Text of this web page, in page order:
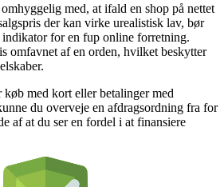
med, at ifald en shop på nettet
der kan virke urealistisk lav, bør
for en fup online forretning.
omfavnet af en orden, hvilket beskytter
med kort eller betalinger med
du overveje en afdragsordning fra for
af at du ser en fordel i at finansiere